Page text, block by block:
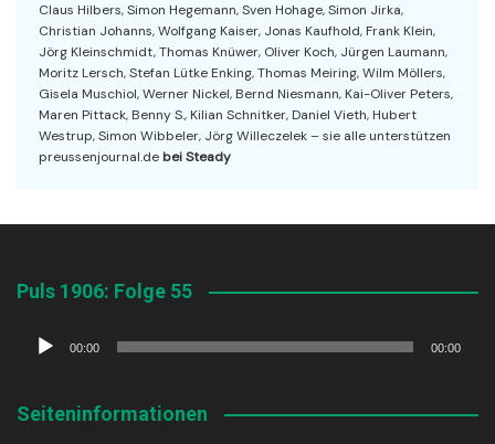
Claus Hilbers, Simon Hegemann, Sven Hohage, Simon Jirka,
Christian Johanns, Wolfgang Kaiser, Jonas Kaufhold, Frank Klein,
Jörg Kleinschmidt, Thomas Knüwer, Oliver Koch, Jürgen Laumann,
Moritz Lersch, Stefan Lütke Enking, Thomas Meiring, Wilm Möllers,
Gisela Muschiol, Werner Nickel, Bernd Niesmann, Kai-Oliver Peters,
Maren Pittack, Benny S., Kilian Schnitker, Daniel Vieth, Hubert
Westrup, Simon Wibbeler, Jörg Willeczelek – sie alle unterstützen
preussenjournal.de bei Steady
Puls 1906: Folge 55
Audio-
00:00 00:00
Seiteninformationen